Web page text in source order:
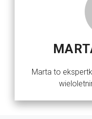
Marta to